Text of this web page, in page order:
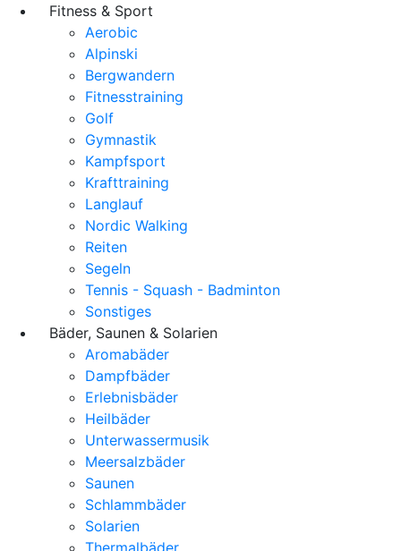
Fitness & Sport
Aerobic
Alpinski
Bergwandern
Fitnesstraining
Golf
Gymnastik
Kampfsport
Krafttraining
Langlauf
Nordic Walking
Reiten
Segeln
Tennis - Squash - Badminton
Sonstiges
Bäder, Saunen & Solarien
Aromabäder
Dampfbäder
Erlebnisbäder
Heilbäder
Unterwassermusik
Meersalzbäder
Saunen
Schlammbäder
Solarien
Thermalbäder